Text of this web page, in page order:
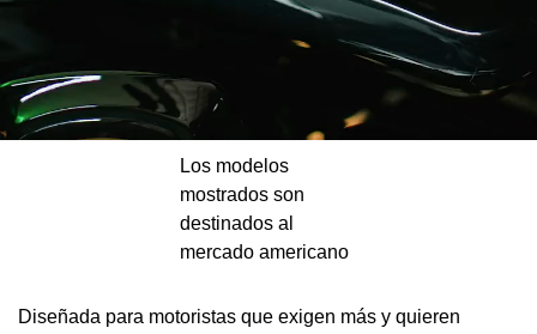
Los modelos
mostrados son
destinados al
mercado americano
Diseñada para motoristas que exigen más y quieren